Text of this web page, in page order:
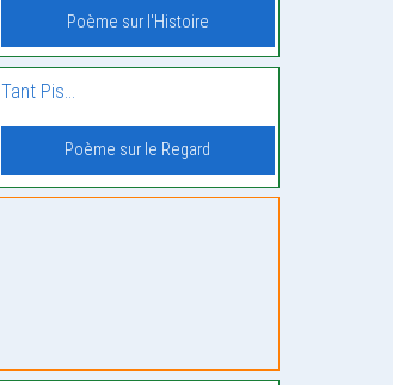
Poème sur l'Histoire
Tant Pis…
Poème sur le Regard